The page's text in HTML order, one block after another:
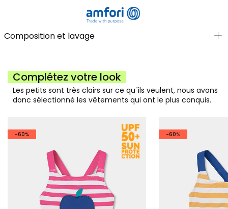
décontracté et amusant.
Composition et lavage
Complétez votre look
Les petits sont très clairs sur ce qu´ils veulent, nous avons
donc sélectionné les vêtements qui ont le plus conquis.
-60% -60%